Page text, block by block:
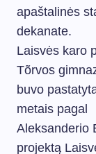
apaštalinės
dekanate.
Laisvės karo
Tõrvos
buvo
metais pagal
Aleksanderio
projektą